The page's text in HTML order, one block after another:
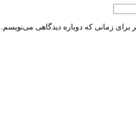
برای زمانی که دوباره دیدگاهی می‌نویسم.